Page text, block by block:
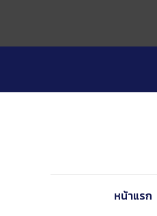
Content
หน้าแรก